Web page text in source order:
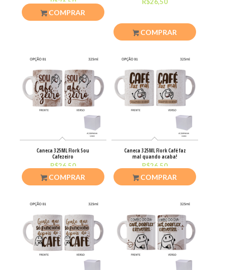
COMPRAR
COMPRAR
Caneca 325ML Flork Sou
Cafezeiro
R$26,50
COMPRAR
Caneca 325ML Flork Café faz
mal quando acaba!
R$26,50
COMPRAR